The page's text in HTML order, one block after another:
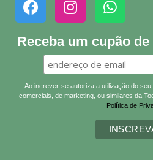
Receba um cupão
Ao increver-se autoriza a utilização do
comerciais, de marketing, ou similares da
Política de